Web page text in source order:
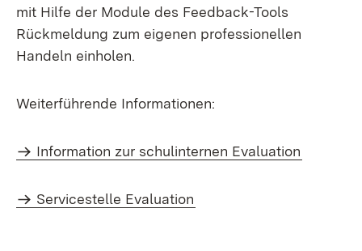
mit Hilfe der Module des Feedback-Tools
Rückmeldung zum eigenen professionellen
Handeln einholen.
Weiterführende Informationen:
Information zur schulinternen Evaluation
Servicestelle Evaluation